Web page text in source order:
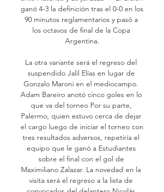
ganó 4-3 la definición tras el 0-0 en los
90 minutos reglamentarios y pasó a
los octavos de final de la Copa
Argentina.
La otra variante será el regreso del
suspendido Jalil Elías en lugar de
Gonzalo Maroni en el mediocampo.
Adam Bareiro anotó cinco goles en lo
que va del torneo Por su parte,
Palermo, quien estuvo cerca de dejar
el cargo luego de iniciar el torneo con
tres resultados adversos, repetiría el
equipo que le ganó a Estudiantes
sobre el final con el gol de
Maximiliano Zalazar. La novedad en la
visita será el regreso a la lista de